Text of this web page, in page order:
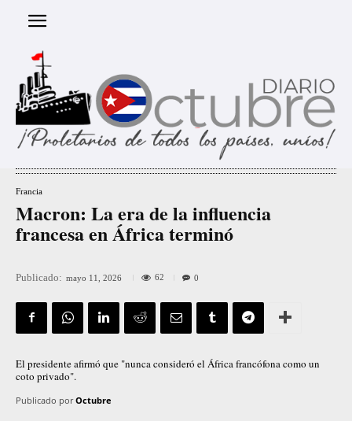
Francia
Macron: La era de la influencia
francesa en África terminó
Publicado: mayo 11, 2026 62 0
El presidente afirmó que "nunca consideró el África francófona como un
coto privado".
Publicado por Octubre